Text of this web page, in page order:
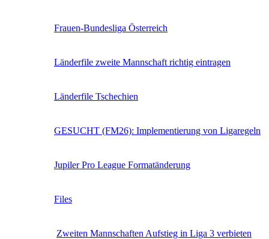
Frauen-Bundesliga Österreich
Länderfile zweite Mannschaft richtig eintragen
Länderfile Tschechien
GESUCHT (FM26): Implementierung von Ligaregeln
Jupiler Pro League Formatänderung
Files
Zweiten Mannschaften Aufstieg in Liga 3 verbieten